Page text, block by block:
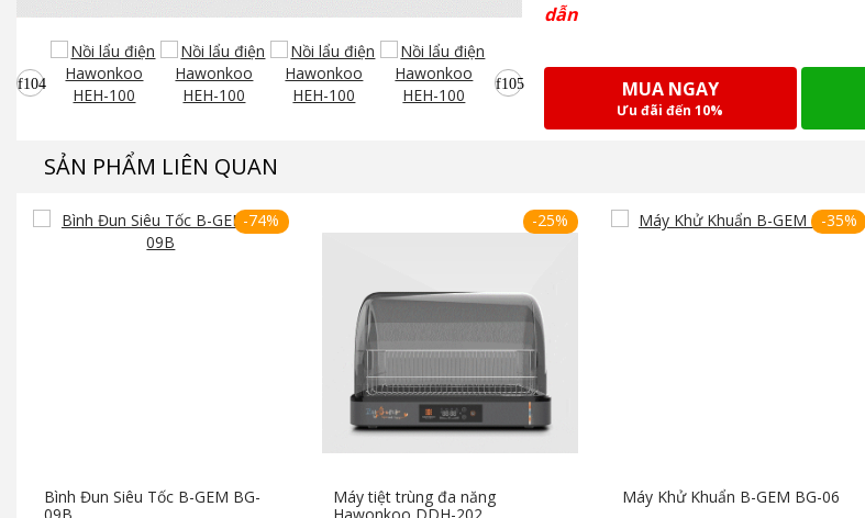
dẫn
MUA NGAY
Ưu đãi đến 10%
SẢN PHẨM LIÊN QUAN
-74%
Bình Đun Siêu Tốc B-GEM BG-
-25%
Máy tiệt trùng đa năng
-35%
Máy Khử Khuẩn B-GEM BG-06